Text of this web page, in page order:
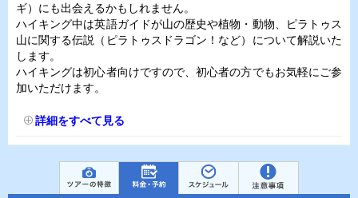
ギ）にも出会えるかもしれません。
ハイキング中は英語ガイドが山の歴史や植物・動物、ピラトゥス
山に関する伝説（ピラトゥスドラゴン！など）について解説いた
します。
ハイキングは初心者向けですので、初心者の方でもお気軽にご参
加いただけます。
詳細をすべて見る